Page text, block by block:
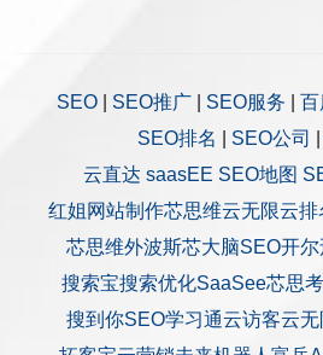
SEO SEO推广 SEO服务 百
SEO排名
SEO公司
云直达 saasEE SEO地图
红姐网站制作芯思维云无限云排
芯思维外波斯芯大脑SEO开尔
搜索宝搜索优化SaaSee芯思考
搜到你SEO学习通云访客云